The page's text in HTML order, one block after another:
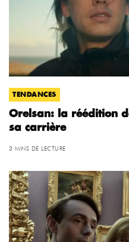
TENDANCES
Orelsan: la réédition
sa carrière
3 MINS DE LECTURE